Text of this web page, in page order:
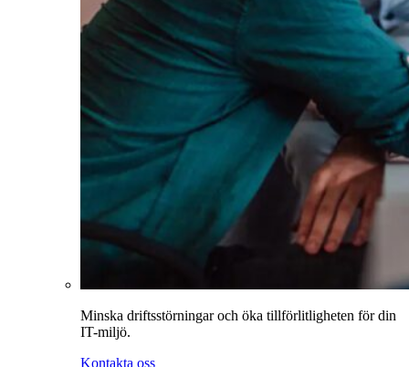
Minska driftsstörningar och öka tillförlitligheten för din
IT-miljö.
Kontakta oss